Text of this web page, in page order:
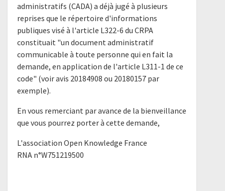
administratifs (CADA) a déjà jugé à plusieurs
reprises que le répertoire d'informations
publiques visé à l'article L322-6 du CRPA
constituait "un document administratif
communicable à toute personne qui en fait la
demande, en application de l'article L311-1 de ce
code" (voir avis 20184908 ou 20180157 par
exemple).
En vous remerciant par avance de la bienveillance
que vous pourrez porter à cette demande,
L'association Open Knowledge France
RNA n°W751219500